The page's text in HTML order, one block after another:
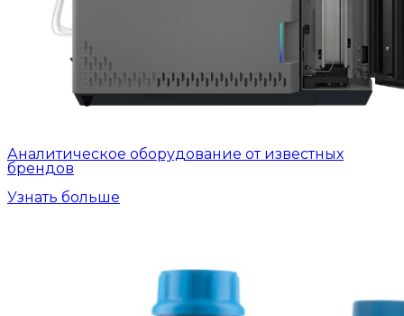
Аналитическое оборудование от известных
брендов
Узнать больше